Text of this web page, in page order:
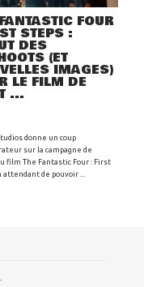
FOUR
STEPS :
DES
(ET
IMAGES)
LE FILM DE
...
donne un coup
sur la campagne de
film The Fantastic Four : First
attendant de pouvoir ...